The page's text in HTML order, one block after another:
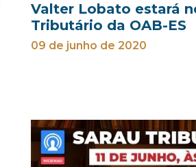
Valter Lobato estará
Tributário da OAB-ES
09 de junho de 2020